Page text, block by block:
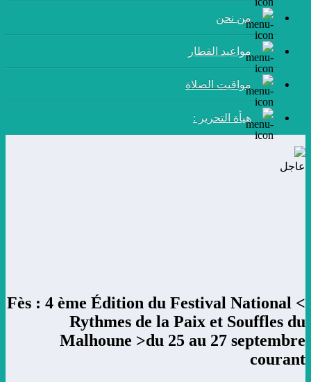
من نحن
مواعيد القطار
مواقيت الصلاة
هيأة التحرير :
عاجل
Fès : 4 ème Édition du Festival National <
Rythmes de la Paix et Souffles du
Malhoune >du 25 au 27 septembre
courant